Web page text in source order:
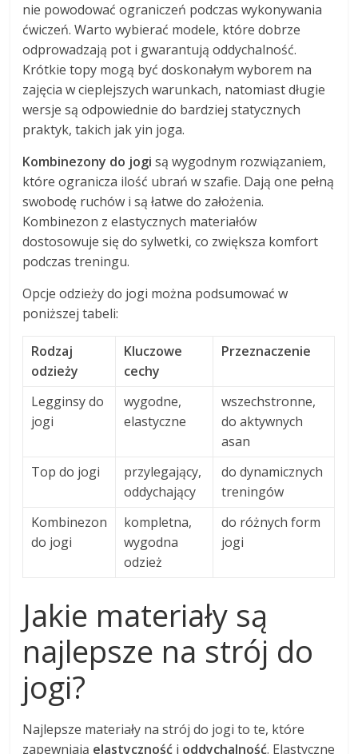
nie powodować ograniczeń podczas wykonywania
ćwiczeń. Warto wybierać modele, które dobrze
odprowadzają pot i gwarantują oddychalność.
Krótkie topy mogą być doskonałym wyborem na
zajęcia w cieplejszych warunkach, natomiast długie
wersje są odpowiednie do bardziej statycznych
praktyk, takich jak yin joga.
Kombinezony do jogi są wygodnym rozwiązaniem,
które ogranicza ilość ubrań w szafie. Dają one pełną
swobodę ruchów i są łatwe do założenia.
Kombinezon z elastycznych materiałów
dostosowuje się do sylwetki, co zwiększa komfort
podczas treningu.
Opcje odzieży do jogi można podsumować w
poniższej tabeli:
Rodzaj
odzieży
Kluczowe
cechy
Przeznaczenie
Legginsy do
jogi
wygodne,
elastyczne
wszechstronne,
do aktywnych
asan
Top do jogi
przylegający,
oddychający
do dynamicznych
treningów
Kombinezon
do jogi
kompletna,
wygodna
odzież
do różnych form
jogi
Jakie materiały są
najlepsze na strój do
jogi?
Najlepsze materiały na strój do jogi to te, które
zapewniają elastyczność i oddychalność. Elastyczne